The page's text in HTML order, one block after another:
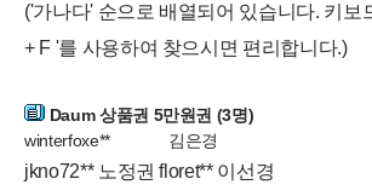
('가나다' 순으로 배열되어 있습니다. 키보
+ F '를 사용하여 찾으시면 편리합니다.)
Daum 상품권 5만원권 (3명)
winterfoxe**
김은경
jkno72** 노정권 floret** 이선경